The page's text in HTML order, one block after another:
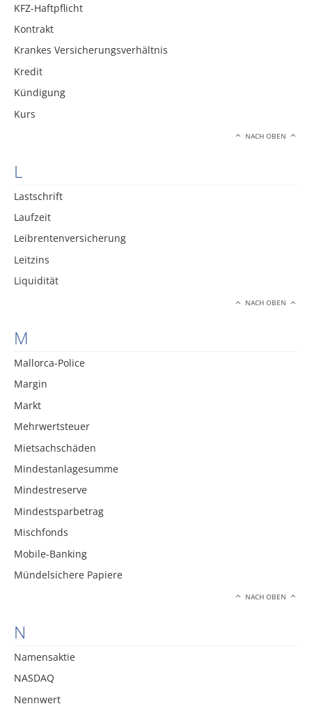
KFZ-Haftpflicht
Kontrakt
Krankes Versicherungsverhältnis
Kredit
Kündigung
Kurs
NACH OBEN
L
Lastschrift
Laufzeit
Leibrentenversicherung
Leitzins
Liquidität
NACH OBEN
M
Mallorca-Police
Margin
Markt
Mehrwertsteuer
Mietsachschäden
Mindestanlagesumme
Mindestreserve
Mindestsparbetrag
Mischfonds
Mobile-Banking
Mündelsichere Papiere
NACH OBEN
N
Namensaktie
NASDAQ
Nennwert